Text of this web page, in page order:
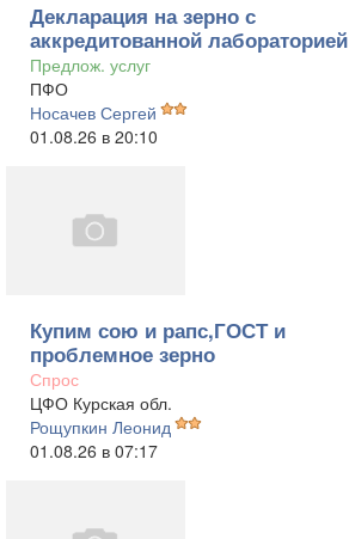
Декларация на зерно с
аккредитованной лабораторией
Предлож. услуг
ПФО
Носачев Сергей
01.08.26 в 20:10
Купим сою и рапс,ГОСТ и
проблемное зерно
Спрос
ЦФО Курская обл.
Рощупкин Леонид
01.08.26 в 07:17